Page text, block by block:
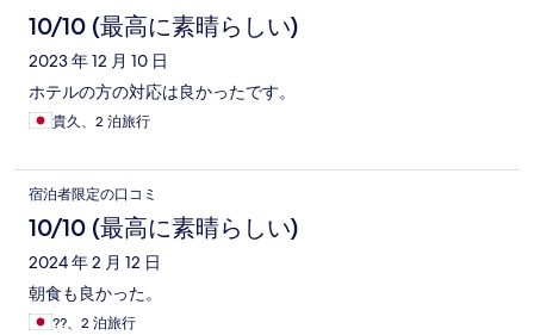
10/10 (最高に素晴らしい)
2023 年 12 月 10 日
ホテルの方の対応は良かったです。
貴久、2 泊旅行
宿泊者限定の口コミ
10/10 (最高に素晴らしい)
2024 年 2 月 12 日
朝食も良かった。
??、2 泊旅行